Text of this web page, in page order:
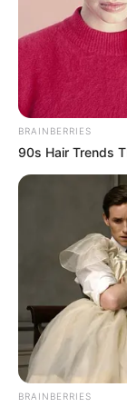
ACTIVAR
TEMAS
METRO DE
YONDÓ -
BRAINBERRIES
90s Hair Trends
BRAINBERRIES